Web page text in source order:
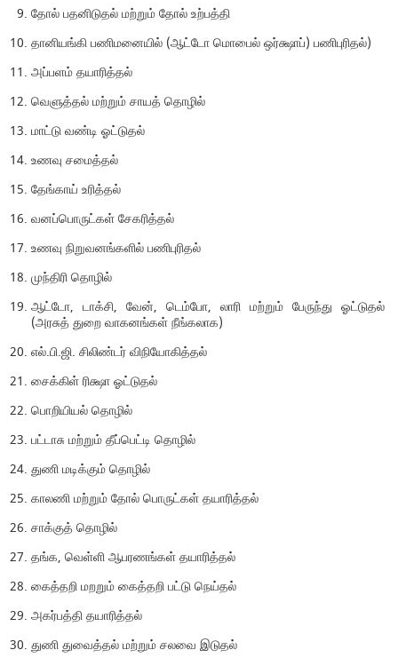
தோல் பதனிடுதல் மற்றும் தோல் உற்பத்தி
தானியங்கி பணிமனையில் (ஆட்டோ மொபைல் ஒர்க்ஷாப்) பணிபுரிதல்)
அப்பளம் தயாரித்தல்
வெளுத்தல் மற்றும் சாயத் தொழில்
மாட்டு வண்டி ஓட்டுதல்
உணவு சமைத்தல்
தேங்காய் உரித்தல்
வனப்பொருட்கள் சேகரித்தல்
உணவு நிறுவனங்களில் பணிபுரிதல்
முந்திரி தொழில்
ஆட்டோ, டாக்சி, வேன், டெம்போ, லாரி மற்றும் பேருந்து ஓட்டுதல்
(அரசுத் துறை வாகனங்கள் நீங்கலாக)
எல்.பி.ஜி. சிலிண்டர் விநியோகித்தல்
சைக்கிள் ரிக்ஷா ஓட்டுதல்
பொறியியல் தொழில்
பட்டாசு மற்றும் தீப்பெட்டி தொழில்
துணி மடிக்கும் தொழில்
காலணி மற்றும் தோல் பொருட்கள் தயாரித்தல்
சாக்குத் தொழில்
தங்க, வெள்ளி ஆபரணங்கள் தயாரித்தல்
கைத்தறி மறறும் கைத்தறி பட்டு நெய்தல்
அகர்பத்தி தயாரித்தல்
துணி துவைத்தல் மற்றும் சலவை இடுதல்